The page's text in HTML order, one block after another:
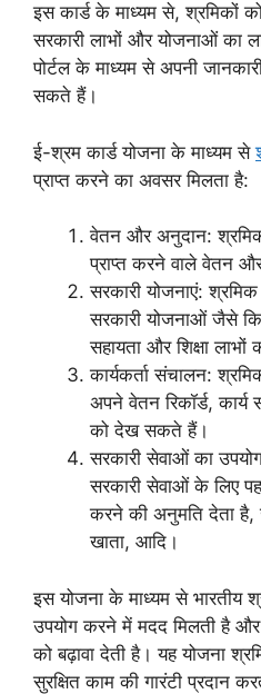
इस कार्ड के माध्यम से, श्रमिकों
सरकारी लाभों और योजनाओं का
पोर्टल के माध्यम से अपनी
सकते हैं।
ई-श्रम कार्ड योजना के माध्यम से
प्राप्त करने का अवसर मिलता है:
वेतन और अनुदान:
प्राप्त करने वाले वेतन
सरकारी योजनाएं:
सरकारी योजनाओं जैसे कि
सहायता और शिक्षा
कार्यकर्ता संचालन:
अपने वेतन रिकॉर्ड, कार्य
को देख सकते हैं।
सरकारी सेवाओं का
सरकारी सेवाओं के लिए
करने की अनुमति देता
खाता, आदि।
इस योजना के माध्यम से भारतीय
उपयोग करने में मदद मिलती है
को बढ़ावा देती है। यह योजना
सुरक्षित काम की गारंटी प्रदान